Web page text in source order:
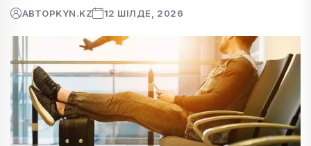
АВТОРKYN.KZ 12 ШІЛДЕ, 2026